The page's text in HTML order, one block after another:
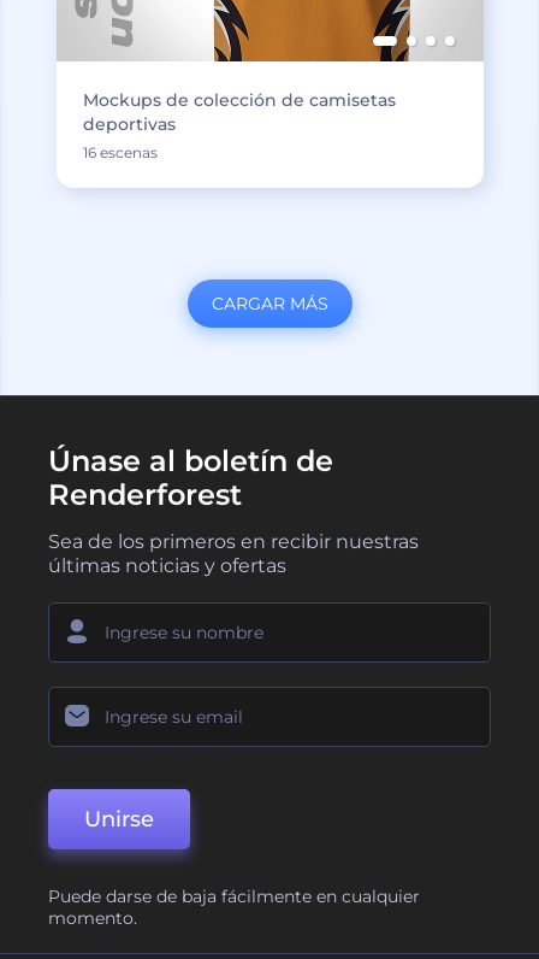
Mockups de colección de camisetas
deportivas
16 escenas
CARGAR MÁS
Únase al boletín de
Renderforest
Sea de los primeros en recibir nuestras
últimas noticias y ofertas
Unirse
Puede darse de baja fácilmente en cualquier
momento.